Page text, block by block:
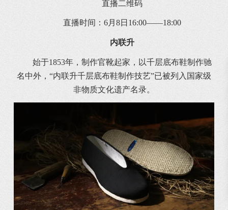
直播二维码
直播时间：6月8日16:00——18:00
内联升
始于1853年，制作官靴起家，以千层底布鞋制作驰
名中外，“内联升千层底布鞋制作技艺”已被列入国家级
非物质文化遗产名录。